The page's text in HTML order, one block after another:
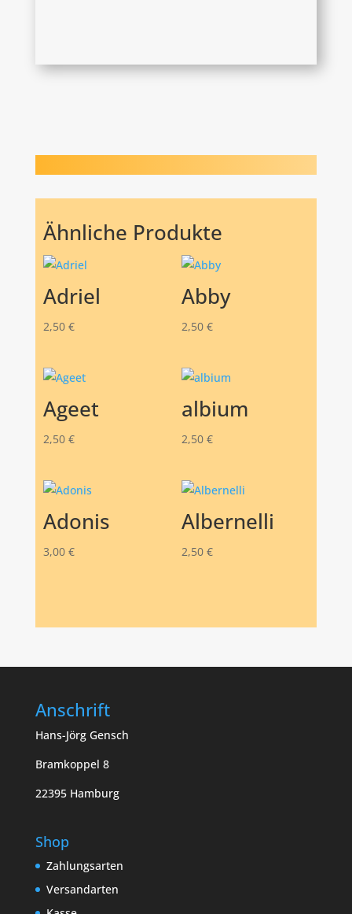
Ähnliche Produkte
Adriel
2,50 €
Abby
2,50 €
Ageet
2,50 €
albium
2,50 €
Adonis
3,00 €
Albernelli
2,50 €
Anschrift
Hans-Jörg Gensch
Bramkoppel 8
22395 Hamburg
Shop
Zahlungsarten
Versandarten